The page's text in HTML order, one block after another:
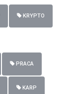
KRYPTO
PRACA
KARP